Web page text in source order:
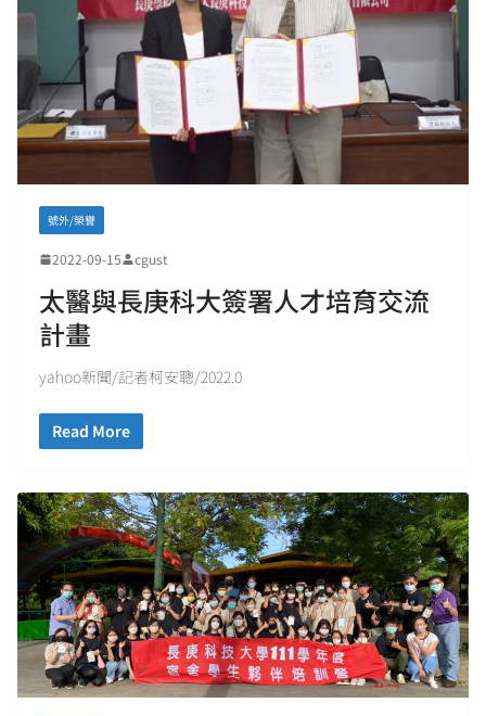
號外/榮譽
2022-09-15 cgust
太醫與長庚科大簽署人才培育交流
計畫
yahoo新聞/記者柯安聰/2022.0
Read More